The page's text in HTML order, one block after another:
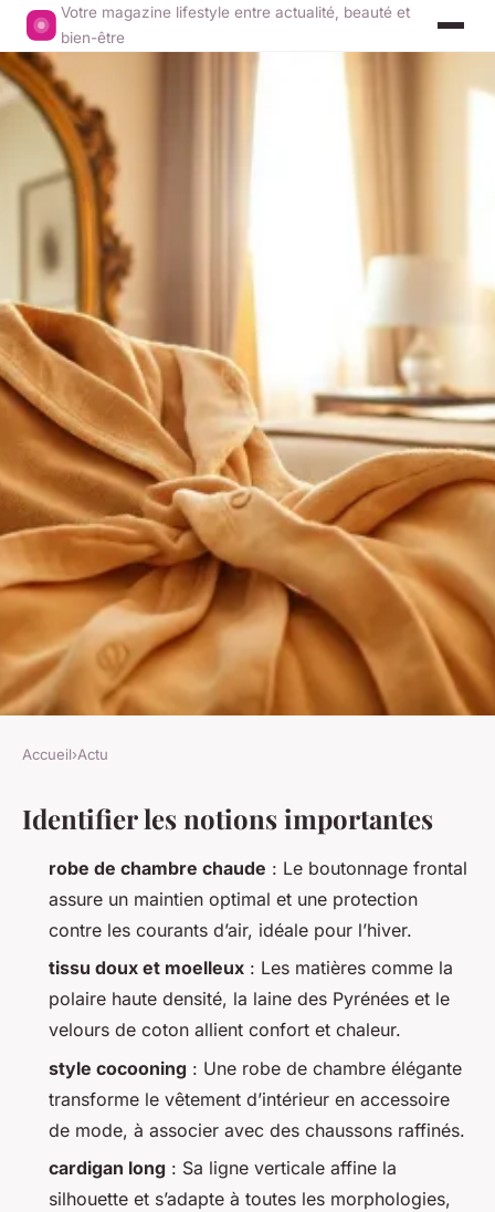
Votre magazine lifestyle entre actualité, beauté et
bien-être
Top 5 robes de chambre
boutonnées pour confort et
chaleur
9 min de lecture
Accueil›Actu
Identifier les notions importantes
robe de chambre chaude : Le boutonnage frontal
assure un maintien optimal et une protection
contre les courants d’air, idéale pour l’hiver.
tissu doux et moelleux : Les matières comme la
polaire haute densité, la laine des Pyrénées et le
velours de coton allient confort et chaleur.
style cocooning : Une robe de chambre élégante
transforme le vêtement d’intérieur en accessoire
de mode, à associer avec des chaussons raffinés.
cardigan long : Sa ligne verticale affine la
silhouette et s’adapte à toutes les morphologies,